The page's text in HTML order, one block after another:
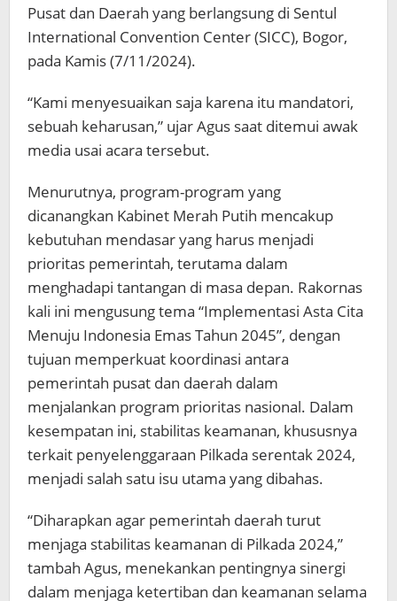
Pusat dan Daerah yang berlangsung di Sentul
International Convention Center (SICC), Bogor,
pada Kamis (7/11/2024).
“Kami menyesuaikan saja karena itu mandatori,
sebuah keharusan,” ujar Agus saat ditemui awak
media usai acara tersebut.
Menurutnya, program-program yang
dicanangkan Kabinet Merah Putih mencakup
kebutuhan mendasar yang harus menjadi
prioritas pemerintah, terutama dalam
menghadapi tantangan di masa depan. Rakornas
kali ini mengusung tema “Implementasi Asta Cita
Menuju Indonesia Emas Tahun 2045”, dengan
tujuan memperkuat koordinasi antara
pemerintah pusat dan daerah dalam
menjalankan program prioritas nasional. Dalam
kesempatan ini, stabilitas keamanan, khususnya
terkait penyelenggaraan Pilkada serentak 2024,
menjadi salah satu isu utama yang dibahas.
“Diharapkan agar pemerintah daerah turut
menjaga stabilitas keamanan di Pilkada 2024,”
tambah Agus, menekankan pentingnya sinergi
dalam menjaga ketertiban dan keamanan selama